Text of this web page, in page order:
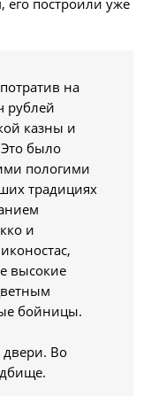
построили уже
на
рублей
казны и
было
пологими
традициях
и
высокие
бойницы.
Во